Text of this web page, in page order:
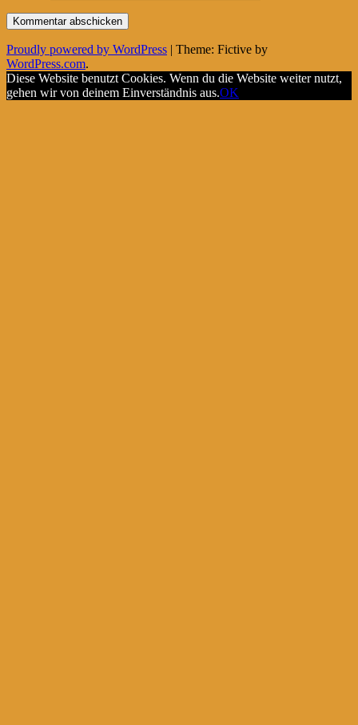
Proudly powered by WordPress | Theme: Fictive by
WordPress.com.
Diese Website benutzt Cookies. Wenn du die Website weiter nutzt,
gehen wir von deinem Einverständnis aus.OK